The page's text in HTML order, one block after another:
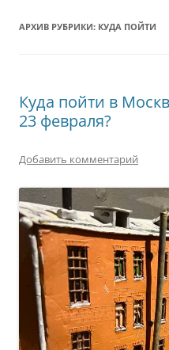
АРХИВ РУБРИКИ: КУДА ПОЙТИ
Куда пойти в
23 февраля?
Добавить комментарий